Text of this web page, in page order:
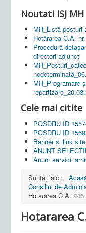
Noutati ISJ MH
MH_Listă posturi
Hotărârea C.A.
Procedură
directori adjuncți
MH_Programare
Cele mai citite
POSDRU ID
POSDRU ID
Banner si link
ANUNT
Anunt servicii
Sunteți aici:
Consiliul de
Hotararea C.A.
Hotararea